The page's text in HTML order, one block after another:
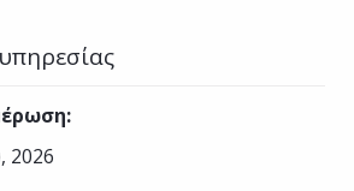
:
2026